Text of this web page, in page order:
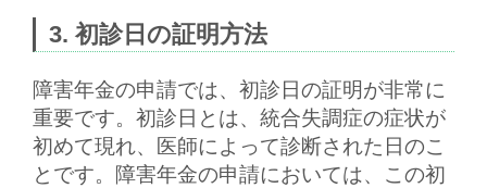
3. 初診日の証明方法
障害年金の申請では、初診日の証明が非常に
重要です。初診日とは、統合失調症の症状が
初めて現れ、医師によって診断された日のこ
とです。障害年金の申請においては、この初